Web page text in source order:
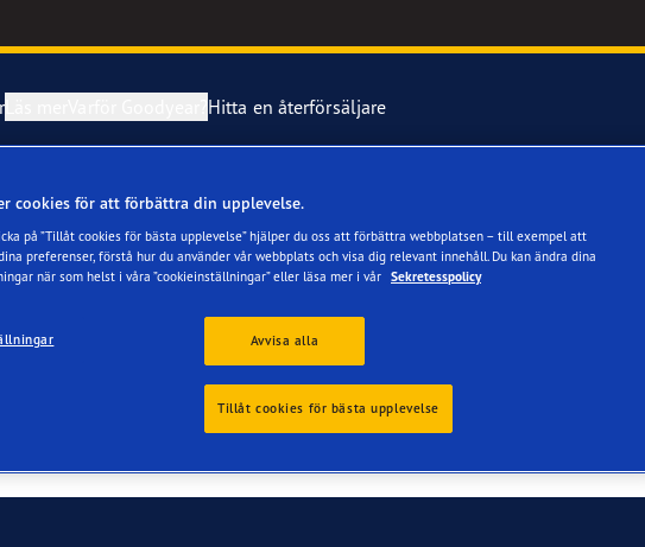
Läs mer
om dina däck
byt dina däck
Eagle F1 SuperSport
Performance 2
F1 Asymmetric 6
Ice 3
Hitta en återförsäljare
40 R18
winter tyres also feature treads that maximize grip and braking force on
conditions, including slush, snow, freezing rain and ice.
from specially formulated tread rubber, winter tyres help you control
extra cuts in the tread called ‘sipes’. These provide extra bite to grip
cookies för att förbättra din upplevelse.
på ”Tillåt cookies för bästa upplevelse” hjälper du oss att förbättra webbplatsen – till exempel att
preferenser, förstå hur du använder vår webbplats och visa dig relevant innehåll. Du kan ändra dina
när som helst i våra ”cookieinställningar” eller läsa mer i vår Sekretesspolicy
Avvisa alla
Tillåt cookies för bästa upplevelse